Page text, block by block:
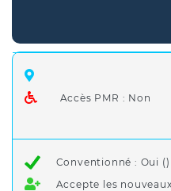
Accès PMR : Non
Conventionné : Oui ()
Accepte les